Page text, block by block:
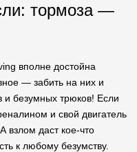
тормоза —
вполне достойна
— забить на них и
и безумных трюков! Если
и свой двигатель
взлом даст кое-что
к любому безумству.